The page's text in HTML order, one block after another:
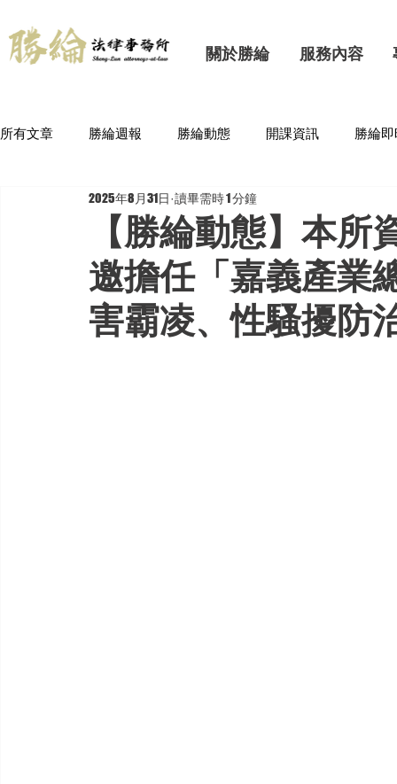
關於勝綸 服務內容
所有文章 勝綸週報 勝綸動態 開課資訊 勝綸
【勝綸動態】本所
邀擔任「嘉義產業
害霸凌、性騷擾防
2025年8月31日 讀畢需時 1 分鐘